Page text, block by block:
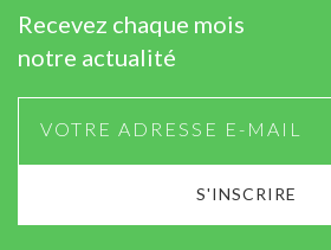
Recevez chaque mois
notre actualité
S'INSCRIRE